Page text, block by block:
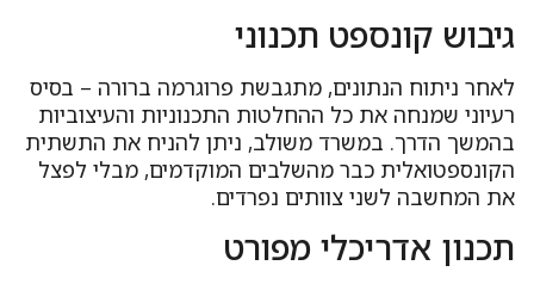
גיבוש קונספט תכנוני
לאחר ניתוח הנתונים, מתגבשת פרוגרמה ברורה – בסיס
רעיוני שמנחה את כל ההחלטות התכנוניות והעיצוביות
בהמשך הדרך. במשרד משולב, ניתן להניח את התשתית
הקונספטואלית כבר מהשלבים המוקדמים, מבלי לפצל
את המחשבה לשני צוותים נפרדים.
תכנון אדריכלי מפורט